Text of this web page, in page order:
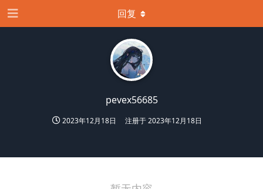
pevex56685
2023年12月18日 注册于2023年12月18日
回复